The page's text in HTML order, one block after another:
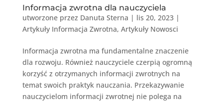
Informacja zwrotna dla nauczyciela
utworzone przez Danuta Sterna | lis 20, 2023|
Artykuły Informacja Zwrotna, Artykuły Nowosci
Informacja zwrotna ma fundamentalne znaczenie
dla rozwoju. Również nauczyciele czerpią ogromną
korzyść z otrzymanych informacji zwrotnych na
temat swoich praktyk nauczania. Przekazywanie
nauczycielom informacji zwrotnej nie polega na